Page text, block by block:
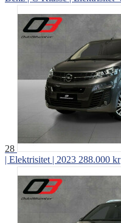
28
| Elektrisitet | 2023 288.000 kr